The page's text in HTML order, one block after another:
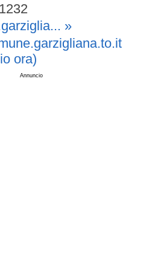
»
.garzigliana.to.it
ora)
Annuncio